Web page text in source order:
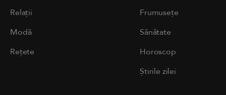
Relații
Modă
Rețete
Frumusețe
Sănătate
Horoscop
Știrile zilei